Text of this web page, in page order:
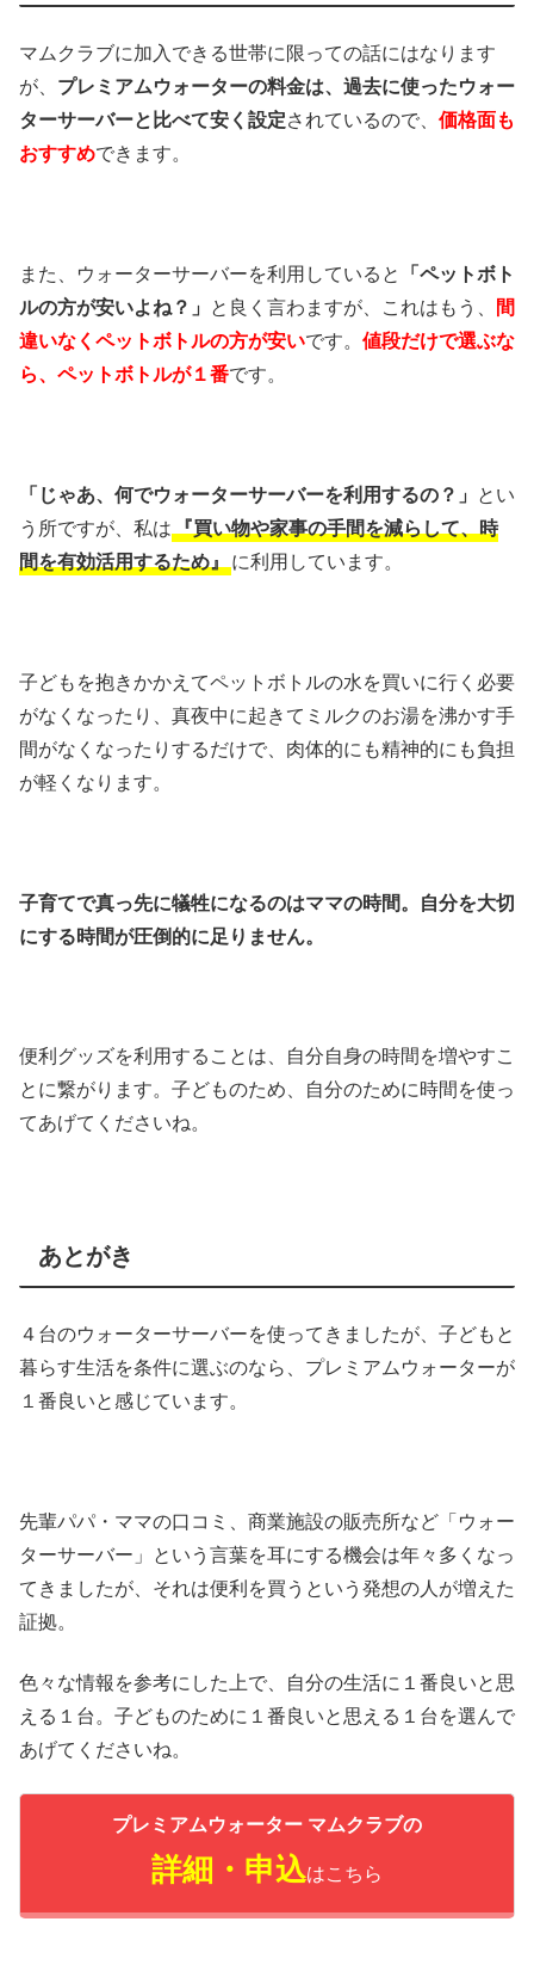
マムクラブに加入できる世帯に限っての話にはなります
が、 プレミアムウォーターの料金は、過去に使ったウォー
ターサーバーと比べて安く設定されているので、 価格面も
おすすめできます。
また、ウォーターサーバーを利用していると
「ペットボト
ルの方が安いよね？」
と良く言わますが、これはもう、
間
違いなくペットボトルの方が安いです。 値段だけで選ぶな
ら、ペットボトルが１番です。
「じゃあ、何でウォーターサーバーを利用するの？」
とい
う所ですが、私は
『買い物や家事の手間を減らして、時
間を有効活用するため』
に利用しています。
子どもを抱きかかえてペットボトルの水を買いに行く必要
がなくなったり、真夜中に起きてミルクのお湯を沸かす手
間がなくなったりするだけで、肉体的にも精神的にも負担
が軽くなります。
子育てで真っ先に犠牲になるのはママの時間。自分を大切
にする時間が圧倒的に足りません。
便利グッズを利用することは、自分自身の時間を増やすこ
とに繋がります。子どものため、自分のために時間を使っ
てあげてくださいね。
あとがき
４台のウォーターサーバーを使ってきましたが、子どもと
暮らす生活を条件に選ぶのなら、プレミアムウォーターが
１番良いと感じています。
先輩パパ・ママの口コミ、商業施設の販売所など「ウォー
ターサーバー」という言葉を耳にする機会は年々多くなっ
てきましたが、それは便利を買うという発想の人が増えた
証拠。
色々な情報を参考にした上で、自分の生活に１番良いと思
える１台。子どものために１番良いと思える１台を選んで
あげてくださいね。
プレミアムウォーター マムクラブの
詳細・申込はこちら